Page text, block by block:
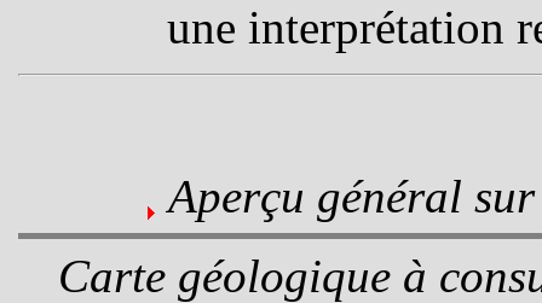
une interprétation
Aperçu général
Carte géologique à